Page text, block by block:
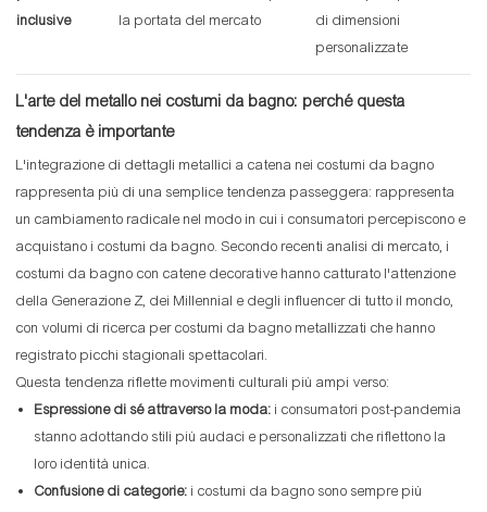
inclusive
la portata del mercato
di dimensioni
personalizzate
L'arte del metallo nei costumi da bagno: perché questa
tendenza è importante
L'integrazione di dettagli metallici a catena nei costumi da bagno
rappresenta più di una semplice tendenza passeggera: rappresenta
un cambiamento radicale nel modo in cui i consumatori percepiscono e
acquistano i costumi da bagno. Secondo recenti analisi di mercato, i
costumi da bagno con catene decorative hanno catturato l'attenzione
della Generazione Z, dei Millennial e degli influencer di tutto il mondo,
con volumi di ricerca per costumi da bagno metallizzati che hanno
registrato picchi stagionali spettacolari.
Questa tendenza riflette movimenti culturali più ampi verso:
Espressione di sé attraverso la moda: i consumatori post-pandemia
stanno adottando stili più audaci e personalizzati che riflettono la
loro identità unica.
Confusione di categorie: i costumi da bagno sono sempre più